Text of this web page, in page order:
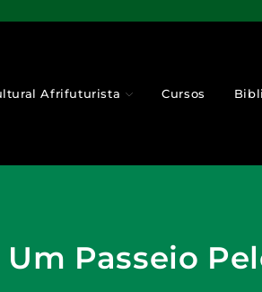
Afrifuturista Cursos
Passeio